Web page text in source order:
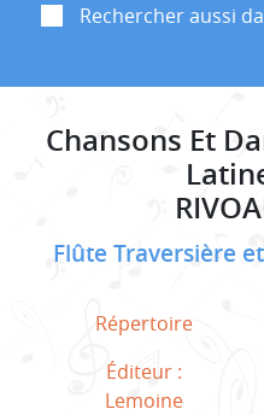
Rechercher aussi
Chansons Et
Flûte Traversière
Répertoire
Éditeur :
Lemoine